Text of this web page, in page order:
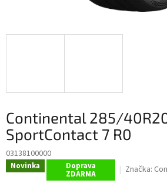
Continental 285/40R20
SportContact 7 R0
03138100000
Novinka Doprava
ZDARMA Značka: